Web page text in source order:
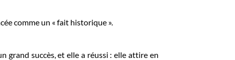
comme un « fait historique ».
grand succès, et elle a réussi : elle attire en